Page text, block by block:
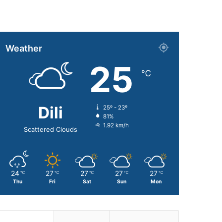
Weather
Dili
Scattered Clouds
25 ℃
25º - 23º
81%
1.92 km/h
24 ℃
Thu
27 ℃
Fri
27 ℃
Sat
27 ℃
Sun
27 ℃
Mon